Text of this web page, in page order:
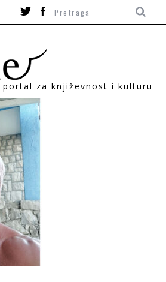
portal za književnost i kulturu